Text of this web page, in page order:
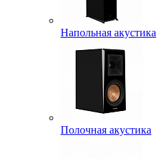
Напольная акустика
Полочная акустика